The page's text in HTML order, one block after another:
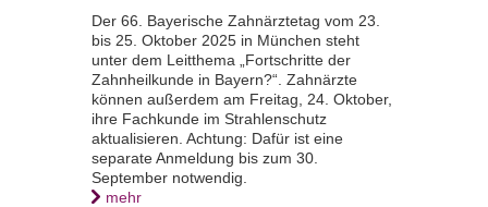
Der 66. Bayerische Zahnärztetag vom 23.
bis 25. Oktober 2025 in München steht
unter dem Leitthema „Fortschritte der
Zahnheilkunde in Bayern?“. Zahnärzte
können außerdem am Freitag, 24. Oktober,
ihre Fachkunde im Strahlenschutz
aktualisieren. Achtung: Dafür ist eine
separate Anmeldung bis zum 30.
September notwendig.
mehr